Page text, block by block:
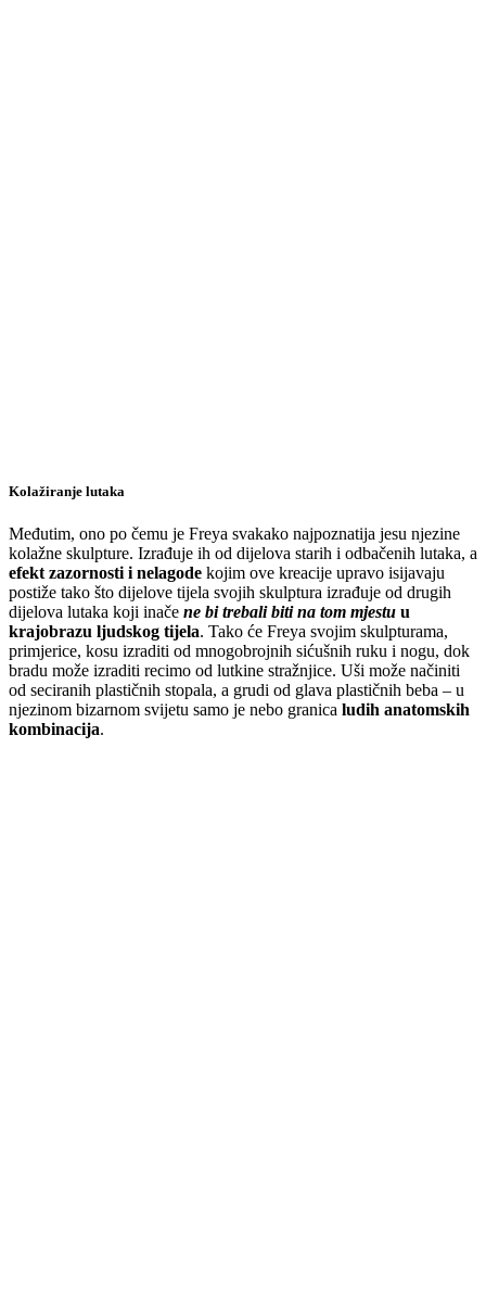
Kolažiranje lutaka
Međutim, ono po čemu je Freya svakako najpoznatija jesu njezine
kolažne skulpture. Izrađuje ih od dijelova starih i odbačenih lutaka, a
efekt zazornosti i nelagode kojim ove kreacije upravo isijavaju
postiže tako što dijelove tijela svojih skulptura izrađuje od drugih
dijelova lutaka koji inače ne bi trebali biti na tom mjestu u
krajobrazu ljudskog tijela. Tako će Freya svojim skulpturama,
primjerice, kosu izraditi od mnogobrojnih sićušnih ruku i nogu, dok
bradu može izraditi recimo od lutkine stražnjice. Uši može načiniti
od seciranih plastičnih stopala, a grudi od glava plastičnih beba – u
njezinom bizarnom svijetu samo je nebo granica ludih anatomskih
kombinacija.